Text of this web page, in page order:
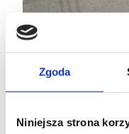
Zgoda
Niniejsza strona